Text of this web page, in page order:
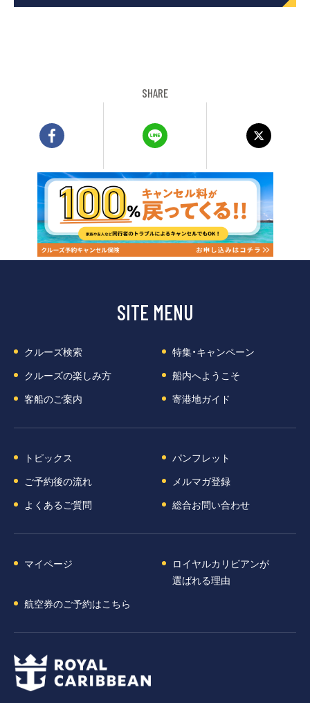
SHARE
SITE MENU
クルーズ検索
特集・キャンペーン
クルーズの楽しみ方
船内へようこそ
客船のご案内
寄港地ガイド
トピックス
パンフレット
ご予約後の流れ
メルマガ登録
よくあるご質問
総合お問い合わせ
マイページ
ロイヤルカリビアンが
選ばれる理由
航空券のご予約はこちら